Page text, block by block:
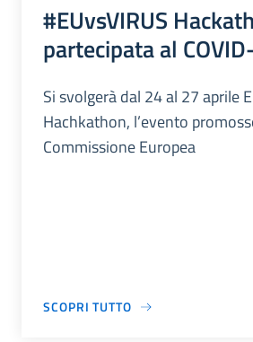
#EUvsVIRUS
partecipata al
Si svolgerà dal 24 al 27 aprile
Hachkathon, l’evento
Commissione Europea
SCOPRI TUTTO